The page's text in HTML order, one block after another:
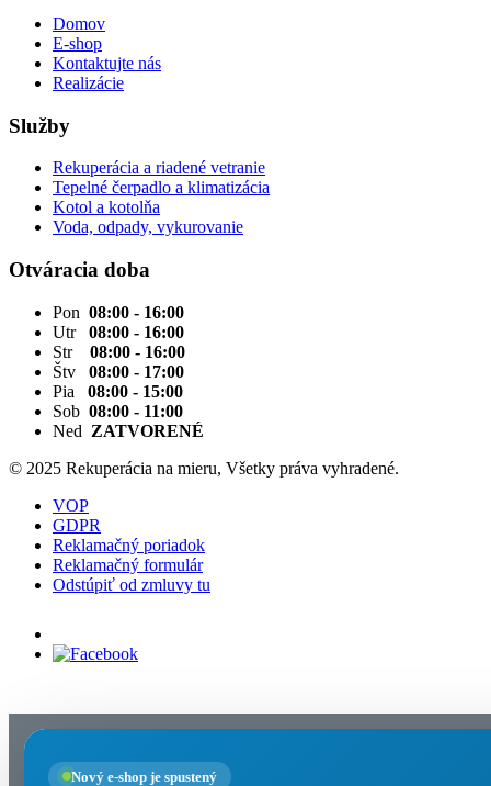
Domov
E-shop
Kontaktujte nás
Realizácie
Služby
Rekuperácia a riadené vetranie
Tepelné čerpadlo a klimatizácia
Kotol a kotolňa
Voda, odpady, vykurovanie
Otváracia doba
Pon 08:00 - 16:00
Utr 08:00 - 16:00
Str 08:00 - 16:00
Štv 08:00 - 17:00
Pia 08:00 - 15:00
Sob 08:00 - 11:00
Ned ZATVORENÉ
© 2025 Rekuperácia na mieru, Všetky práva vyhradené.
VOP
GDPR
Reklamačný poriadok
Reklamačný formulár
Odstúpiť od zmluvy tu
Nový e-shop je spustený